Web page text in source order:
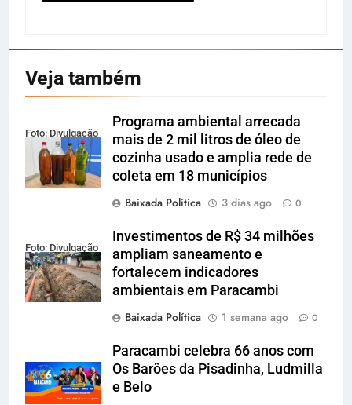
Veja também
Foto: Divulgação
Programa ambiental arrecada
mais de 2 mil litros de óleo de
cozinha usado e amplia rede de
coleta em 18 municípios
Baixada Política
3 dias ago 0
Foto: Divulgação
Investimentos de R$ 34 milhões
ampliam saneamento e
fortalecem indicadores
ambientais em Paracambi
Baixada Política
1 semana ago 0
Paracambi celebra 66 anos com
Os Barões da Pisadinha, Ludmilla
e Belo